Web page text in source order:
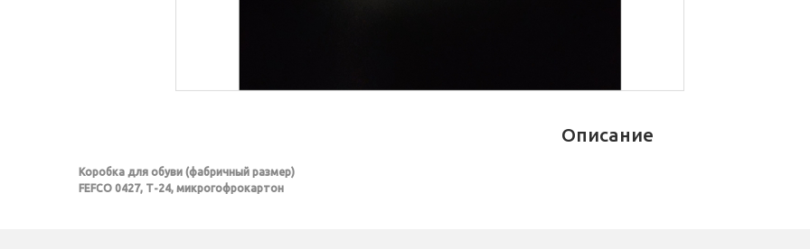
Описание
Коробка для обуви (фабричный размер)
FEFCO 0427, Т-24, микрогофрокартон